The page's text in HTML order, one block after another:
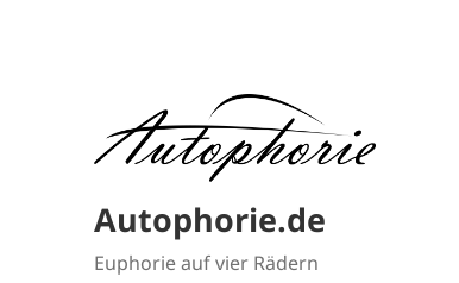
Autophorie.de
Euphorie auf vier Rädern